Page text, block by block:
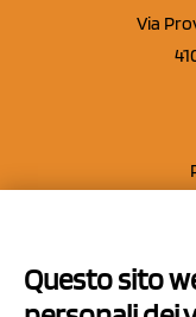
Via
Questo sito